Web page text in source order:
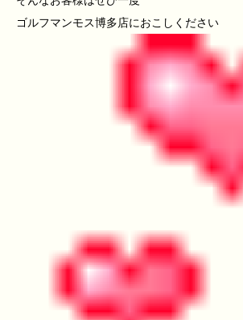
ゴルフマンモス博多店におこしください